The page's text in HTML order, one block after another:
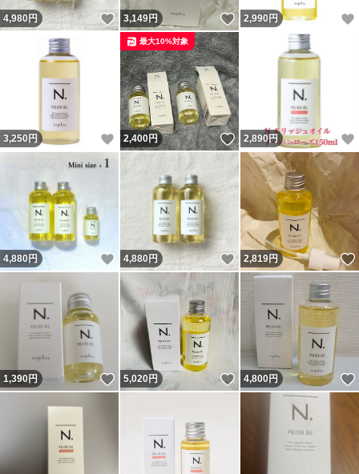
4,980円 いいね！
3,149円 いいね！
2,990 円
3,250 円 いいね！
2,400円 いいね！
最大10%対象
2,890円
4,880円 いいね！
4,880円 いいね！
2,819円
1,390円 いいね！
5,020円 いいね！
4,800円